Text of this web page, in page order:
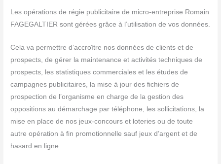
Les opérations de régie publicitaire de micro-entreprise Romain
FAGEGALTIER sont gérées grâce à l’utilisation de vos données.
Cela va permettre d’accroître nos données de clients et de
prospects, de gérer la maintenance et activités techniques de
prospects, les statistiques commerciales et les études de
campagnes publicitaires, la mise à jour des fichiers de
prospection de l’organisme en charge de la gestion des
oppositions au démarchage par téléphone, les sollicitations, la
mise en place de nos jeux-concours et loteries ou de toute
autre opération à fin promotionnelle sauf jeux d’argent et de
hasard en ligne.